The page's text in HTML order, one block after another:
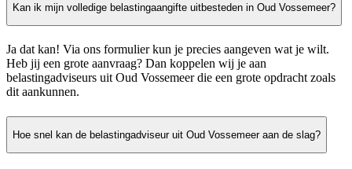
Kan ik mijn volledige belastingaangifte uitbesteden in Oud Vossemeer?
Ja dat kan! Via ons formulier kun je precies aangeven wat je wilt.
Heb jij een grote aanvraag? Dan koppelen wij je aan
belastingadviseurs uit Oud Vossemeer die een grote opdracht zoals
dit aankunnen.
Hoe snel kan de belastingadviseur uit Oud Vossemeer aan de slag?